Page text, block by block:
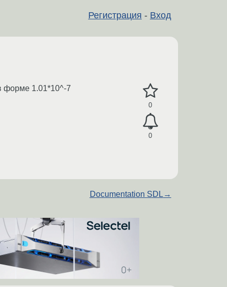
Регистрация - Вход
0
0
форме 1.01*10^-7
Documentation SDL →